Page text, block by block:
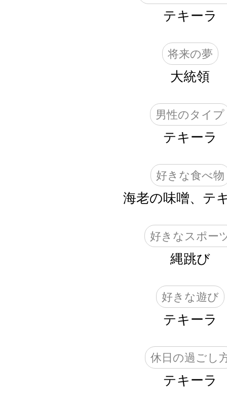
テキーラ
将来の夢
大統領
男性のタイプ
テキーラ
好きな食べ物
海老の味噌、テ
好きなスポー
縄跳び
好きな遊び
テキーラ
休日の過ごし
テキーラ